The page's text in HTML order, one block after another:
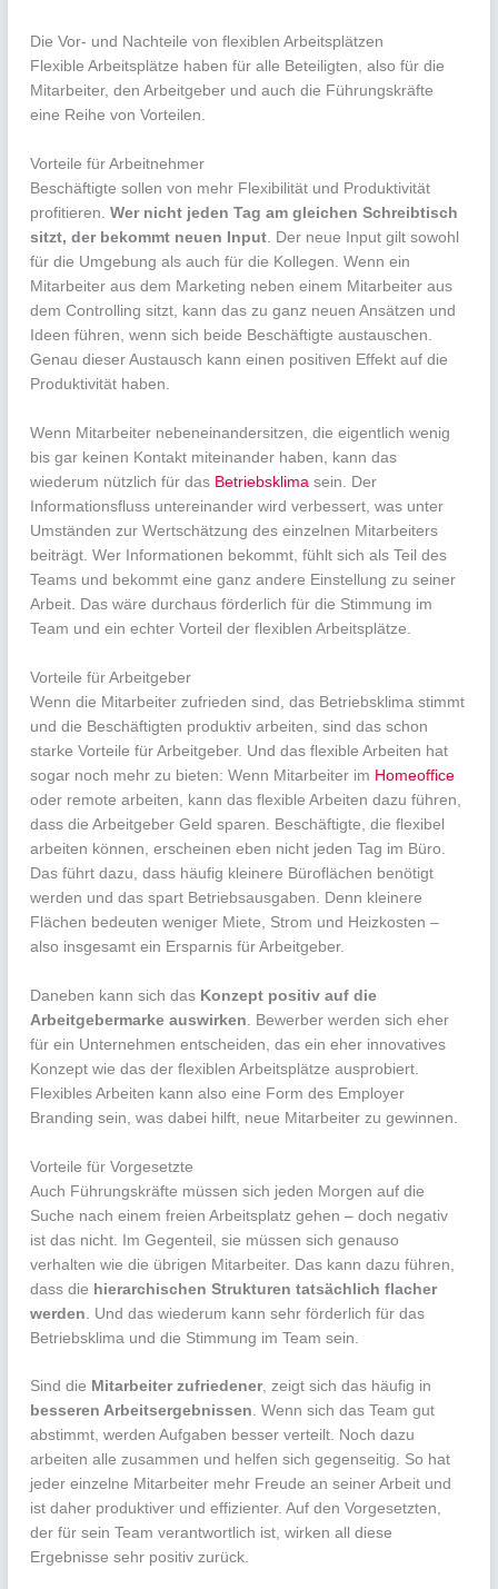
Die Vor- und Nachteile von flexiblen Arbeitsplätzen
Flexible Arbeitsplätze haben für alle Beteiligten, also für die
Mitarbeiter, den Arbeitgeber und auch die Führungskräfte
eine Reihe von Vorteilen.
Vorteile für Arbeitnehmer
Beschäftigte sollen von mehr Flexibilität und Produktivität
profitieren.Wer nicht jeden Tag am gleichen Schreibtisch
sitzt, der bekommt neuen Input. Der neue Input gilt sowohl
für die Umgebung als auch für die Kollegen. Wenn ein
Mitarbeiter aus dem Marketing neben einem Mitarbeiter aus
dem Controlling sitzt, kann das zu ganz neuen Ansätzen und
Ideen führen, wenn sich beide Beschäftigte austauschen.
Genau dieser Austausch kann einen positiven Effekt auf die
Produktivität haben.
Wenn Mitarbeiter nebeneinandersitzen, die eigentlich wenig
bis gar keinen Kontakt miteinander haben, kann das
wiederum nützlich für das Betriebsklima sein. Der
Informationsfluss untereinander wird verbessert, was unter
Umständen zur Wertschätzung des einzelnen Mitarbeiters
beiträgt. Wer Informationen bekommt, fühlt sich als Teil des
Teams und bekommt eine ganz andere Einstellung zu seiner
Arbeit. Das wäre durchaus förderlich für die Stimmung im
Team und ein echter Vorteil der flexiblen Arbeitsplätze.
Vorteile für Arbeitgeber
Wenn die Mitarbeiter zufrieden sind, das Betriebsklima stimmt
und die Beschäftigten produktiv arbeiten, sind das schon
starke Vorteile für Arbeitgeber. Und das flexible Arbeiten hat
sogar noch mehr zu bieten: Wenn Mitarbeiter im Homeoffice
oder remote arbeiten, kann das flexible Arbeiten dazu führen,
dass die Arbeitgeber Geld sparen. Beschäftigte, die flexibel
arbeiten können, erscheinen eben nicht jeden Tag im Büro.
Das führt dazu, dass häufig kleinere Büroflächen benötigt
werden und das spart Betriebsausgaben. Denn kleinere
Flächen bedeuten weniger Miete, Strom und Heizkosten –
also insgesamt ein Ersparnis für Arbeitgeber.
Daneben kann sich das Konzept positiv auf die
Arbeitgebermarke auswirken . Bewerber werden sich eher
für ein Unternehmen entscheiden, das ein eher innovatives
Konzept wie das der flexiblen Arbeitsplätze ausprobiert.
Flexibles Arbeiten kann also eine Form des Employer
Branding sein, was dabei hilft, neue Mitarbeiter zu gewinnen.
Vorteile für Vorgesetzte
Auch Führungskräfte müssen sich jeden Morgen auf die
Suche nach einem freien Arbeitsplatz gehen – doch negativ
ist das nicht. Im Gegenteil, sie müssen sich genauso
verhalten wie die übrigen Mitarbeiter. Das kann dazu führen,
dass die hierarchischen Strukturen tatsächlich flacher
werden . Und das wiederum kann sehr förderlich für das
Betriebsklima und die Stimmung im Team sein.
Sind die Mitarbeiter zufriedener, zeigt sich das häufig in
besseren Arbeitsergebnissen. Wenn sich das Team gut
abstimmt, werden Aufgaben besser verteilt. Noch dazu
arbeiten alle zusammen und helfen sich gegenseitig. So hat
jeder einzelne Mitarbeiter mehr Freude an seiner Arbeit und
ist daher produktiver und effizienter. Auf den Vorgesetzten,
der für sein Team verantwortlich ist, wirken all diese
Ergebnisse sehr positiv zurück.